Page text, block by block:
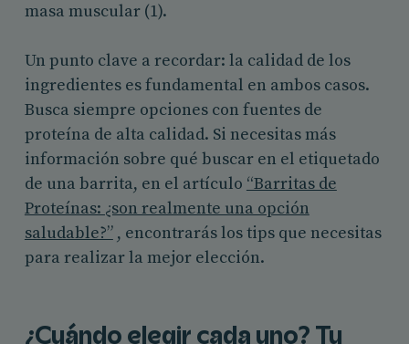
masa muscular (1).
Un punto clave a recordar: la calidad de los
ingredientes es fundamental en ambos casos.
Busca siempre opciones con fuentes de
proteína de alta calidad. Si necesitas más
información sobre qué buscar en el etiquetado
de una barrita, en el artículo “Barritas de
Proteínas: ¿son realmente una opción
saludable?”, encontrarás los tips que necesitas
para realizar la mejor elección.
¿Cuándo elegir cada uno? Tu